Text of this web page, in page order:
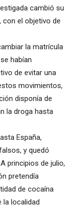
cambió su
con el objetivo de
la matrícula
habían
de evitar una
movimientos,
disponía de
la droga hasta
España,
y quedó
principios de julio,
pretendía
de cocaína
la localidad